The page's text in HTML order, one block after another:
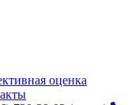
оценка